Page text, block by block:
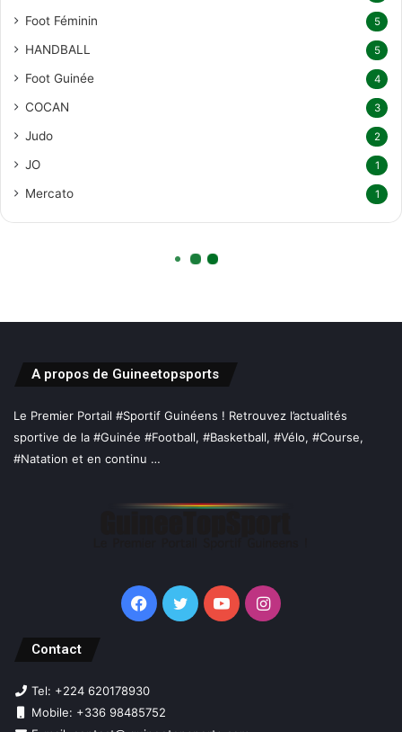
A propos de Guineetopsports
Le Premier Portail #Sportif Guinéens ! Retrouvez l’actualités
sportive de la #Guinée #Football, #Basketball, #Vélo, #Course,
#Natation et en continu …
Facebook
TwitterYouTubeInstagram
Contact
Tel: +224 620178930
Mobile: +336 98485752